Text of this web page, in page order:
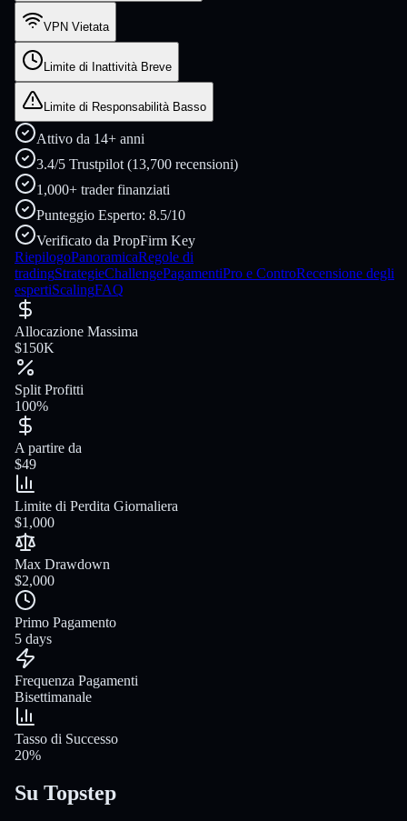
VPN Vietata
Limite di Inattività Breve
Limite di Responsabilità Basso
Attivo da 14+ anni
3.4/5 Trustpilot (13,700 recensioni)
1,000+ trader finanziati
Punteggio Esperto: 8.5/10
Verificato da PropFirm Key
RiepilogoPanoramicaRegole di
tradingStrategieChallengePagamentiPro e ControRecensione degli
espertiScalingFAQ
Allocazione Massima
$150K
Split Profitti
100%
A partire da
$49
Limite di Perdita Giornaliera
$1,000
Max Drawdown
$2,000
Primo Pagamento
5 days
Frequenza Pagamenti
Bisettimanale
Tasso di Successo
20%
Su Topstep